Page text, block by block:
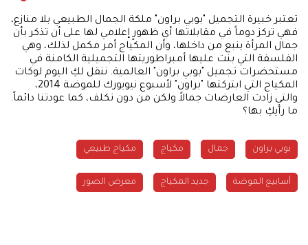
تعتبر خبيرة التجميل "بوبي براون" ملكة الجمال الطبيعي بلا منازع،
فهي تركز دوماً في مقابلاتها أي ظهورٍ إعلامي لها على أن تذكر بأن
جمال المرأة ينبع من داخلها، وأن المكياج أمر مكمل لذلك، وهي
الفلسفة التي بنت عليها أمبراطوريتها التجميلية الكامنة في
مستحضرات تجميل "بوبي براون" العالمية. ننقل لكِ اليوم لوكات
المكياج التي ابتركتها "براون" لأسبوع نيويورك للموضة 2014،
والتي زادت العارضات جمالاً ولكن من دون تكلف، كما عودتنا دائماً.
ما رأيكِ بها؟
بوبي براون جمال مكياج مكياج طبيعي
أسابيع الموضة جديد المكياج معرض الصور